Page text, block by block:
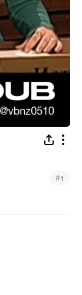
#1